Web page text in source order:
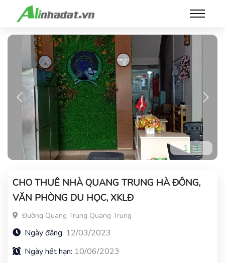
1 /1
CHO THUÊ NHÀ QUANG TRUNG HÀ ĐÔNG,
VĂN PHÒNG DU HỌC, XKLĐ
Đường Quang Trung Quang Trung
Ngày đăng: 12/03/2023
Ngày hết hạn: 10/06/2023